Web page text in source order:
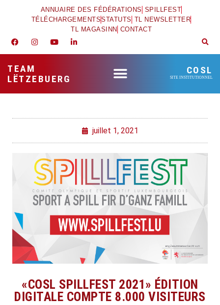
ANNUAIRE DES FÉDÉRATIONS SPILLFEST
TÉLÉCHARGEMENTSSTATUTS TL NEWSLETTER
TL MAGASINN CONTACT
TEAM
LËTZEBUERG
COSL
SITE INSTITUTIONNEL
juillet 1, 2021
«COSL SPILLFEST 2021» ÉDITION
DIGITALE COMPTE 8.000 VISITEURS